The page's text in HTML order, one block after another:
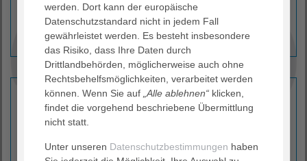
zu den Pressefotos ›
Downloads
Laden Sie sich alle für Sie interessanten Broschüren und
Flyer herunter. Sie finden hier unter anderem die
Broschüre AGAPLESION Wissen: Demenz.
werden. Dort kann der europäische
Datenschutzstandard nicht in jedem Fall
gewährleistet werden. Es besteht insbesondere
das Risiko, dass Ihre Daten durch
Drittlandbehörden, möglicherweise auch ohne
Rechtsbehelfsmöglichkeiten, verarbeitet werden
können. Wenn Sie auf „Alle ablehnen“ klicken,
findet die vorgehend beschriebene Übermittlung
nicht statt.
Unter unseren Datenschutzbestimmungen haben